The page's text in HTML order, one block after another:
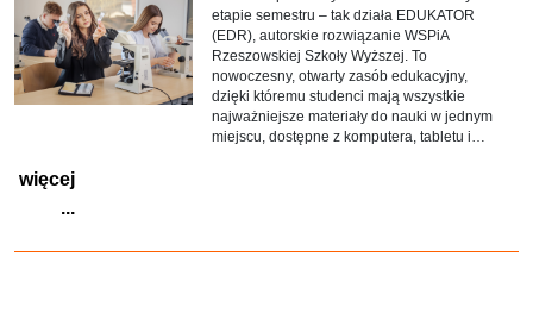
etapie semestru – tak działa EDUKATOR
(EDR), autorskie rozwiązanie WSPiA
Rzeszowskiej Szkoły Wyższej. To
nowoczesny, otwarty zasób edukacyjny,
dzięki któremu studenci mają wszystkie
najważniejsze materiały do nauki w jednym
miejscu, dostępne z komputera, tabletu i
więcej
...